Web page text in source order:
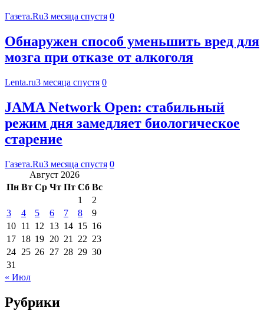
Газета.Ru3 месяца спустя 0
Обнаружен способ уменьшить вред для
мозга при отказе от алкоголя
Lenta.ru3 месяца спустя 0
JAMA Network Open: стабильный
режим дня замедляет биологическое
старение
Газета.Ru3 месяца спустя 0
Август 2026
Пн Вт Ср Чт Пт Сб Вс
1
2
3
4 5 6 7 8
9
10 11 12 13 14 15 16
17 18 19 20 21 22 23
24 25 26 27 28 29 30
31
« Июл
Рубрики